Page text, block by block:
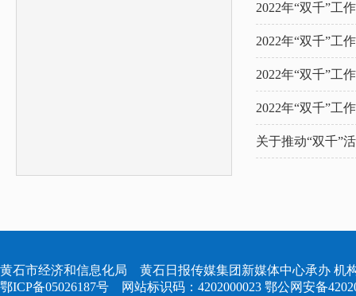
2022年“双千”工
2022年“双千”工
2022年“双千”工
2022年“双千”工
关于推动“双千”
黄石市经济和信息化局 黄石日报传媒集团新媒体中心承办 机
鄂ICP备05026187号 网站标识码：4202000023 鄂公网安备